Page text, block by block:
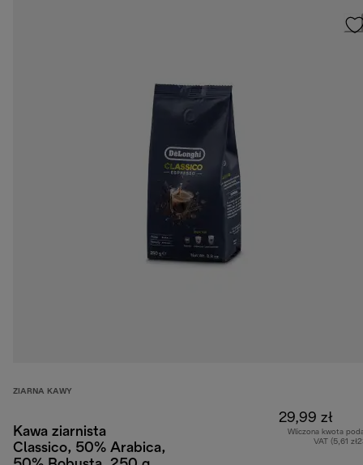
ZIARNA KAWY
Kawa ziarnista
Classico, 50% Arabica,
29,99 zł
Wliczona kwota
VAT (5,61